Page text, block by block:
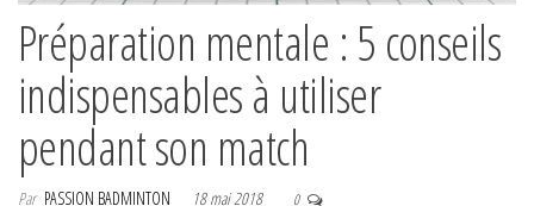
Préparation mentale : 5 conseils
indispensables à utiliser
pendant son match
Par PASSION BADMINTON 18 mai 2018 0